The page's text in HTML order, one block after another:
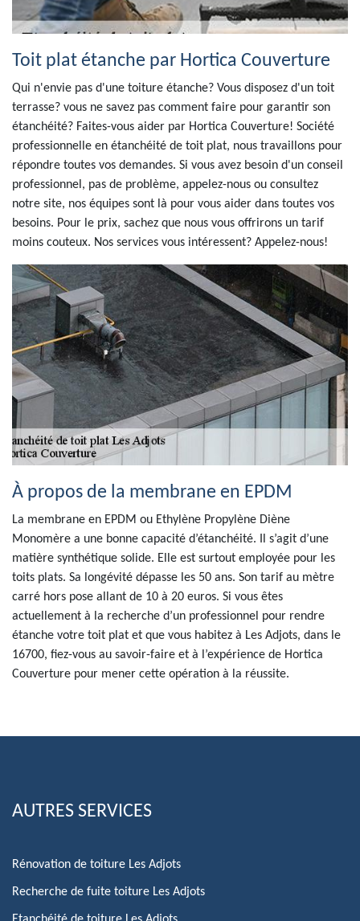
Toit plat étanche par Hortica Couverture
Qui n'envie pas d'une toiture étanche? Vous disposez d'un toit
terrasse? vous ne savez pas comment faire pour garantir son
étanchéité? Faites-vous aider par Hortica Couverture! Société
professionnelle en étanchéité de toit plat, nous travaillons pour
répondre toutes vos demandes. Si vous avez besoin d'un conseil
professionnel, pas de problème, appelez-nous ou consultez
notre site, nos équipes sont là pour vous aider dans toutes vos
besoins. Pour le prix, sachez que nous vous offrirons un tarif
moins couteux. Nos services vous intéressent? Appelez-nous!
À propos de la membrane en EPDM
La membrane en EPDM ou Ethylène Propylène Diène
Monomère a une bonne capacité d’étanchéité. Il s’agit d’une
matière synthétique solide. Elle est surtout employée pour les
toits plats. Sa longévité dépasse les 50 ans. Son tarif au mètre
carré hors pose allant de 10 à 20 euros. Si vous êtes
actuellement à la recherche d’un professionnel pour rendre
étanche votre toit plat et que vous habitez à Les Adjots, dans le
16700, fiez-vous au savoir-faire et à l’expérience de Hortica
Couverture pour mener cette opération à la réussite.
AUTRES SERVICES
Rénovation de toiture Les Adjots
Recherche de fuite toiture Les Adjots